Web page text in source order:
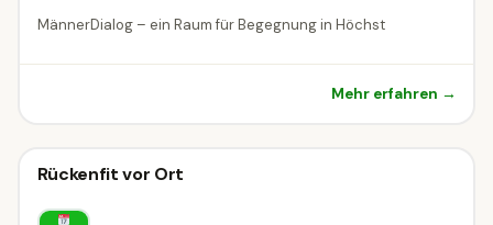
MännerDialog – ein Raum für Begegnung in Höchst
Mehr erfahren →
Vortrag & Seminar
Krumbach
Vortrag & Seminar
Rückenfit vor Ort